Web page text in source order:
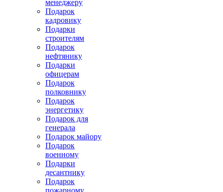
менеджеру
Подарок
кадровику
Подарки
строителям
Подарок
нефтянику
Подарки
офицерам
Подарок
полковнику
Подарок
энергетику
Подарок для
генерала
Подарок майору
Подарок
военному
Подарки
десантнику
Подарок
пожарному